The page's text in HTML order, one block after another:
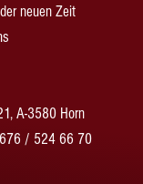
neuen Zeit
A-3580 Horn
/ 524 66 70